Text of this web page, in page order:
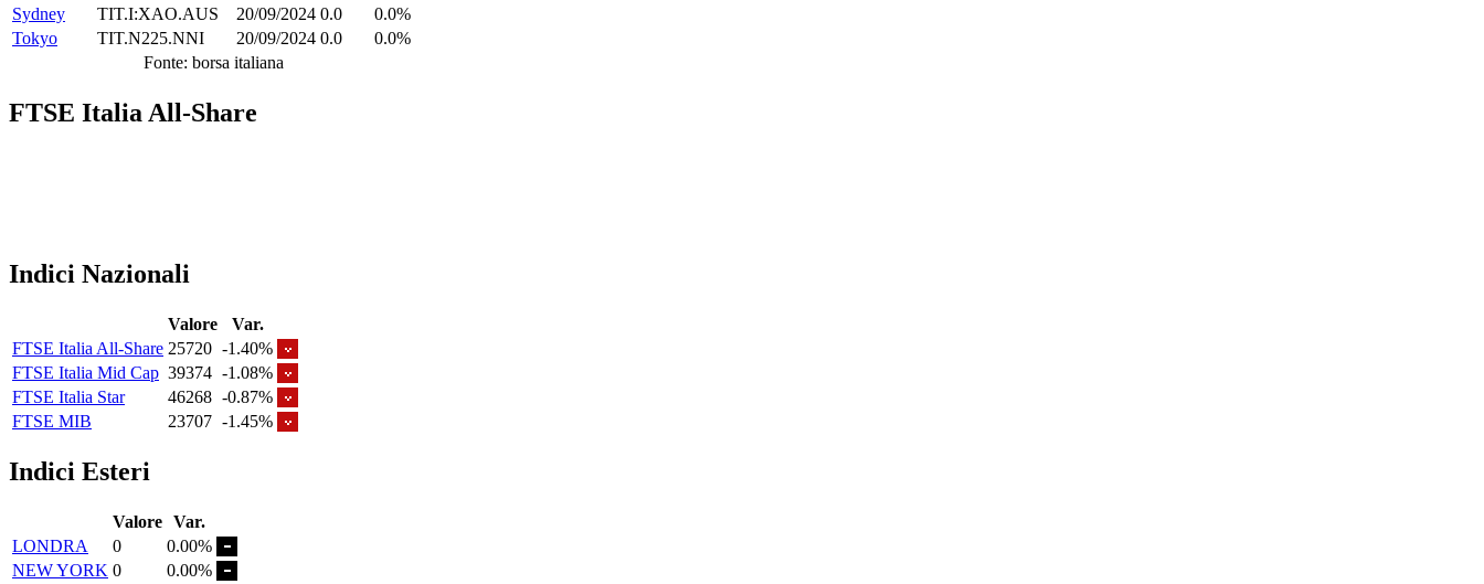
Sydney
TIT.I:XAO.AUS 20/09/2024 0.0
0.0%
Tokyo
TIT.N225.NNI 20/09/2024 0.0
0.0%
Fonte: borsa italiana
FTSE Italia All-Share
Indici Nazionali
Valore
Var.
FTSE Italia All-Share 25720 -1.40%
FTSE Italia Mid Cap 39374 -1.08%
FTSE Italia Star
46268 -0.87%
FTSE MIB
23707 -1.45%
Indici Esteri
Valore Var.
LONDRA
0
0.00%
NEW YORK 0
0.00%